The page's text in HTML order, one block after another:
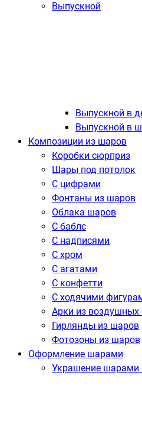
Выпускной
Выпускной в
Выпускной в
Композиции из шаров
Коробки сюрприз
Шары под потолок
С цифрами
Фонтаны из шаров
Облака шаров
С баблс
С надписями
С хром
С агатами
С конфетти
С ходячими
Арки из
Гирлянды из шаров
Фотозоны из шаров
Оформление шарами
Украшение шарами